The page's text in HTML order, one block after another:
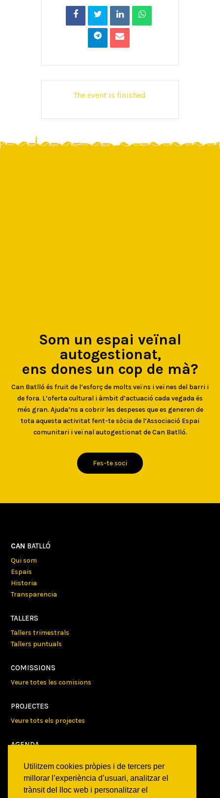
Utilitzem cookies pròpies i de tercers per
millorar l’experiència d’usuari, analitzar el
trànsit del lloc web i personalitzar el
The event is finished.
Som un espai veïnal
autogestionat,
ens dones un cop de mà?
Can Batlló és fruit de l’esforç de molts veïns i veïnes del barri i
de fora. L’oferta cultural i àmbit d’actuació cada vegada és
més gran. Ajuda’ns a cobrir les despeses que es generen de
tota aquesta activitat fent-te sòcia de l’Associació Espai
comunitari i veïnal autogestionat de Can Batlló.
Fes-te soci
CAN BATLLÓ
Qui som
Espais
Historia
Transparencia
TALLERS
Tallers trimestrals
Tallers puntuals
COMISSIONS
Veure totes les comisions
PROJECTES
Veure tots els projectes
AGENDA
NOTICIES